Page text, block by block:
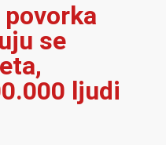
povorka
se
ljudi